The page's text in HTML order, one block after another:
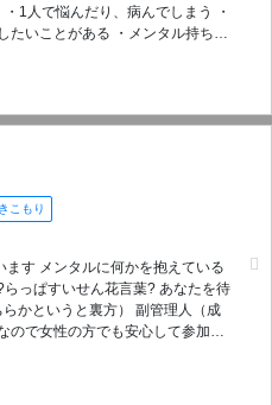
いことがある ・メンタル持ち同
ープなどもなく、誰でもすぐに馴
一切無し！誹謗中傷をしない、な
どなたでも大歓迎！ ・チャンネ
いと思います😊 ・定期的に新規
。もちろん参加は自由です！
すので、関わっていくうちに恋
謗中傷をする方。メンタル疾患
(sorry、Japanese only) まった
ゆるく楽しく行きましょう☺️
こもり
す メンタルに何かを抱えている
ので女性の方でも安心して参加し
チャットになります。チャット
ていませんのでご参加は控えて下